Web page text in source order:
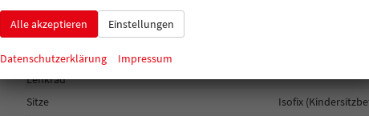
Innen
Fensterheber
Klimatisierung
Lenkrad
Sitze
Isofix
Alle akzeptieren Einstellungen
Datenschutzerklärung Impressum